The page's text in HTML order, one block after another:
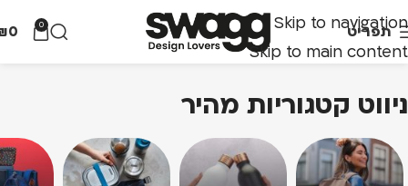
Skip to navigation
Skip to main content
תפריט 0
0
ניווט קטגוריות מהיר